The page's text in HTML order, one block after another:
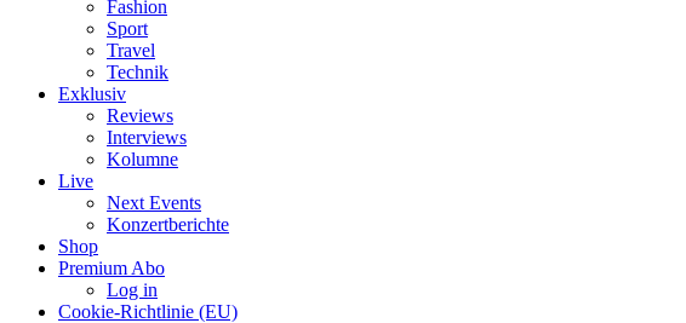
Fashion
Sport
Travel
Technik
Exklusiv
Reviews
Interviews
Kolumne
Live
Next Events
Konzertberichte
Shop
Premium Abo
Log in
Cookie-Richtlinie (EU)